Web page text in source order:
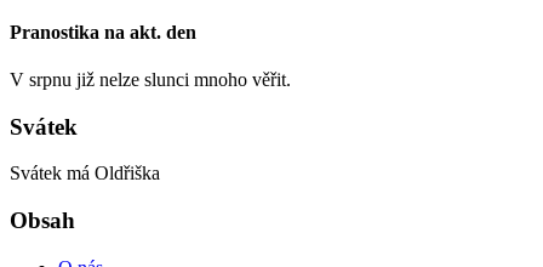
Pranostika na akt. den
V srpnu již nelze slunci mnoho věřit.
Svátek
Svátek má Oldřiška
Obsah